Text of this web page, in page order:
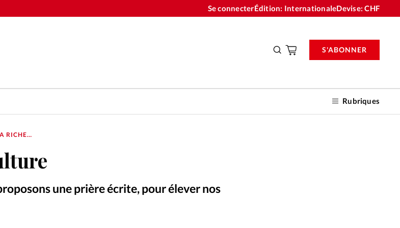
Se connecterÉdition: InternationaleDevise:CHF
Rubriques
S'ABONNER
LA RICHESSE DE LA CULTURE
une prière écrite, pour élever nos